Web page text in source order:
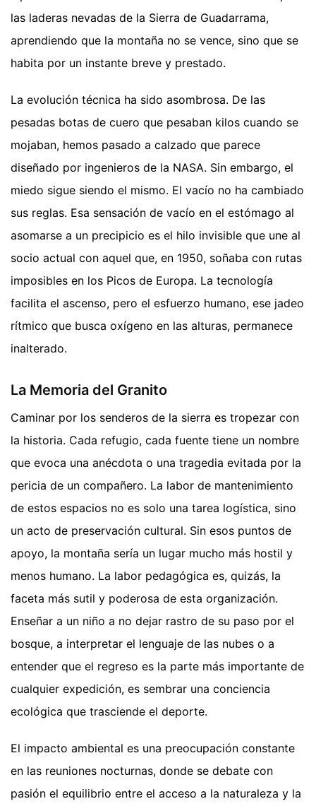
las laderas nevadas de la Sierra de Guadarrama,
aprendiendo que la montaña no se vence, sino que se
habita por un instante breve y prestado.
La evolución técnica ha sido asombrosa. De las
pesadas botas de cuero que pesaban kilos cuando se
mojaban, hemos pasado a calzado que parece
diseñado por ingenieros de la NASA. Sin embargo, el
miedo sigue siendo el mismo. El vacío no ha cambiado
sus reglas. Esa sensación de vacío en el estómago al
asomarse a un precipicio es el hilo invisible que une al
socio actual con aquel que, en 1950, soñaba con rutas
imposibles en los Picos de Europa. La tecnología
facilita el ascenso, pero el esfuerzo humano, ese jadeo
rítmico que busca oxígeno en las alturas, permanece
inalterado.
La Memoria del Granito
Caminar por los senderos de la sierra es tropezar con
la historia. Cada refugio, cada fuente tiene un nombre
que evoca una anécdota o una tragedia evitada por la
pericia de un compañero. La labor de mantenimiento
de estos espacios no es solo una tarea logística, sino
un acto de preservación cultural. Sin esos puntos de
apoyo, la montaña sería un lugar mucho más hostil y
menos humano. La labor pedagógica es, quizás, la
faceta más sutil y poderosa de esta organización.
Enseñar a un niño a no dejar rastro de su paso por el
bosque, a interpretar el lenguaje de las nubes o a
entender que el regreso es la parte más importante de
cualquier expedición, es sembrar una conciencia
ecológica que trasciende el deporte.
El impacto ambiental es una preocupación constante
en las reuniones nocturnas, donde se debate con
pasión el equilibrio entre el acceso a la naturaleza y la